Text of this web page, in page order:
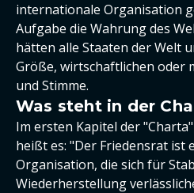
internationale Organisation
Aufgabe die Wahrung des
hätten alle Staaten der Welt
Größe, wirtschaftlichen oder
und Stimme.
Was steht in der
Im ersten Kapitel der
heißt es: "Der Friedensrat ist
Organisation, die sich für
Wiederherstellung